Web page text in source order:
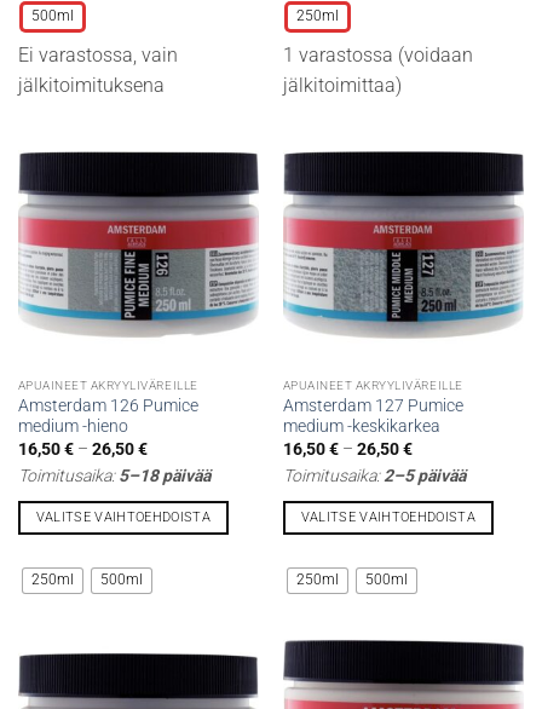
tuotteella
on
useampi
muunnelma.
valinnat
sivulla.
500ml
Ei varastossa, vain
jälkitoimituksena
tuotteella
on
useampi
muunnelma.
valinnat
sivulla.
250ml
1 varastossa (voidaan
jälkitoimittaa)
APUAINEET AKRYYLIVÄREILLE
Amsterdam 126 Pumice
medium -hieno
16,50€ – 26,50€Hintaluokka:
-
Toimitusaika:5–18 päivää
VALITSE VAIHTOEHDOISTA
tuotteella
on
tehdä
250ml 500ml
APUAINEET AKRYYLIVÄREILLE
Amsterdam 127 Pumice
medium -keskikarkea
16,50€ – 26,50€Hintaluokka:
-
Toimitusaika:2–5 päivää
VALITSE VAIHTOEHDOISTA
tuotteella
on
muunnelma.
Voit
tehdä
250ml 500ml